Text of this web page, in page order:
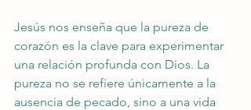
Jesús nos enseña que la pureza de
corazón es la clave para experimentar
una relación profunda con Dios. La
pureza no se refiere únicamente a la
ausencia de pecado, sino a una vida